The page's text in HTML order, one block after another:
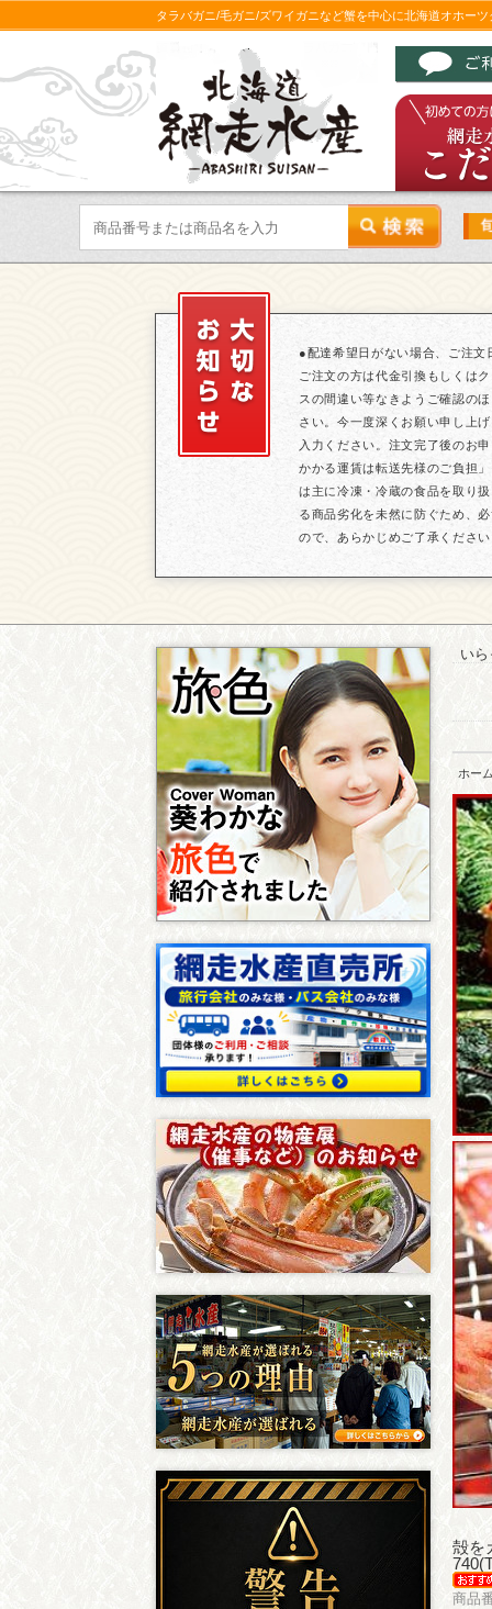
タラバガニ/毛ガニ/ズワイガニなど蟹を中心に北海道オホー
●配達希望日がない場合、ご注
ご注文の方は代金引換もしくは
スの間違い等なきようご確認の
さい。今一度深くお願い申し上
入力ください。注文完了後のお
かかる運賃は転送先様のご負担
は主に冷凍・冷蔵の食品を取り
る商品劣化を未然に防ぐため、
ので、あらかじめご了承くださ
い
ホー
殻を
商品